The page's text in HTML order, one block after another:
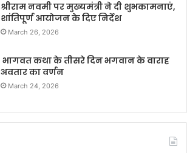
श्रीराम नवमी पर मुख्यमंत्री ने दी शुभकामनाएं,
शांतिपूर्ण आयोजन के दिए निर्देश
March 26, 2026
भागवत कथा के तीसरे दिन भगवान के वाराह
अवतार का वर्णन
March 24, 2026